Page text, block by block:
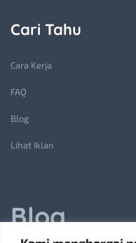
Cari Tahu
Cara Kerja
FAQ
Blog
Lihat Iklan
Blog